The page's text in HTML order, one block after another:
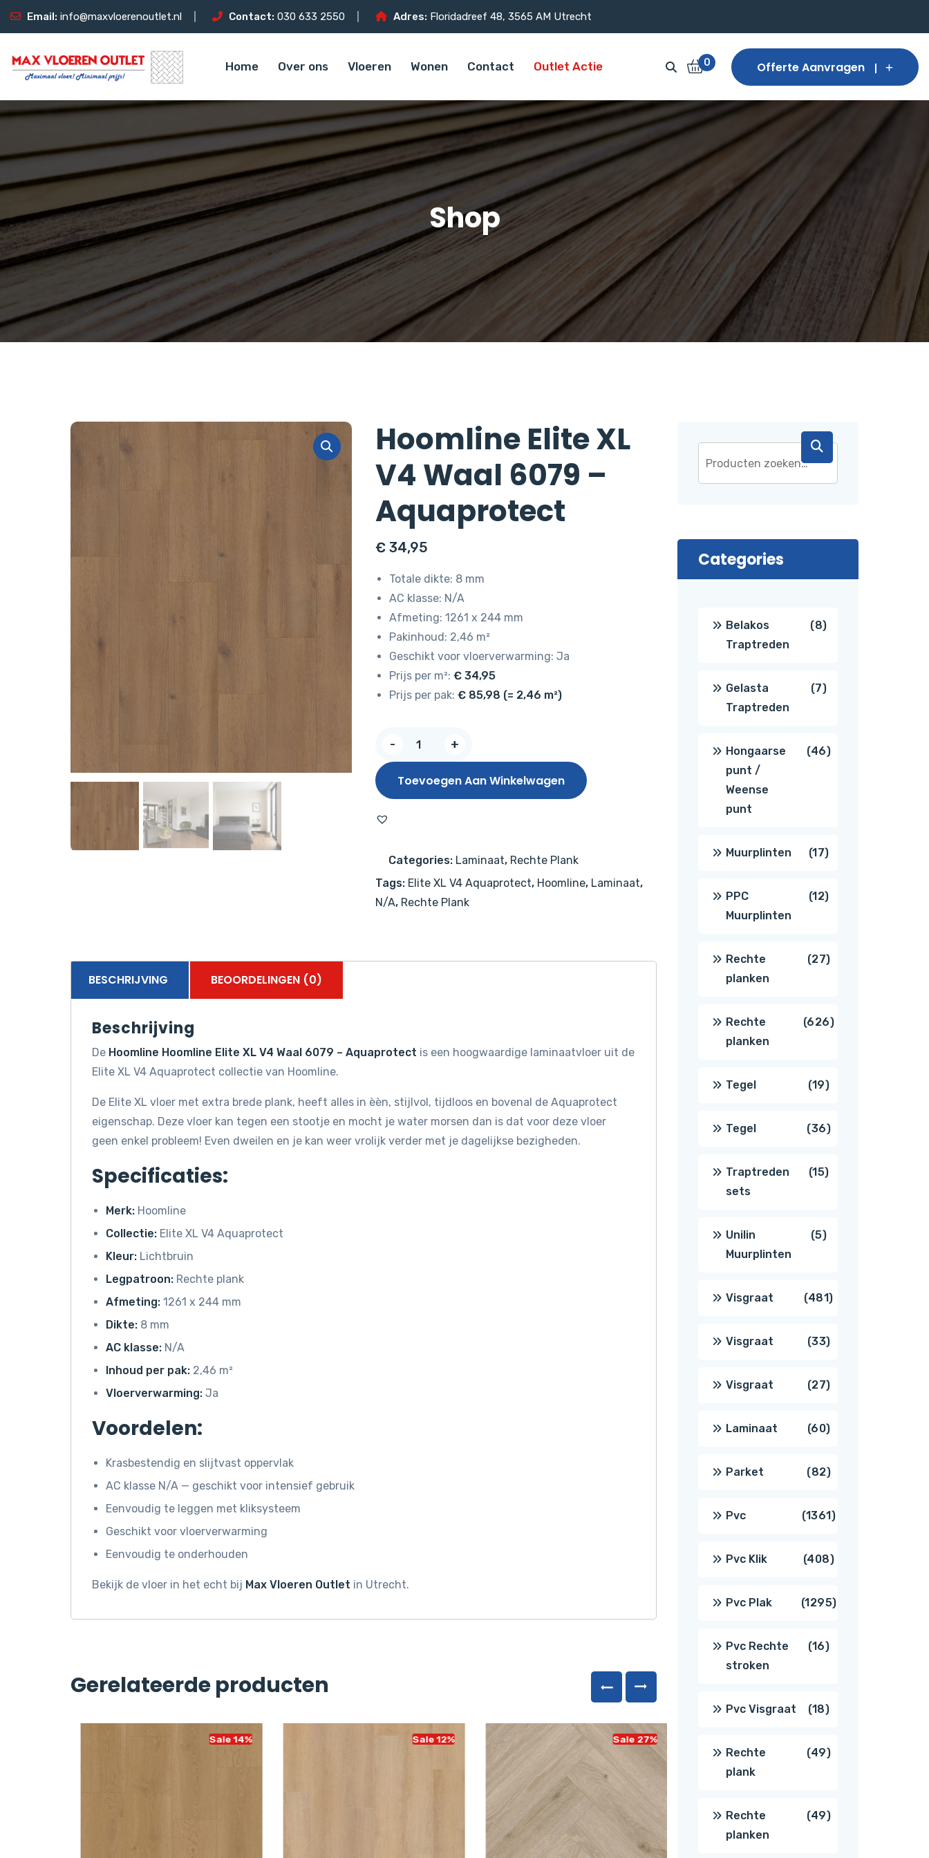
Email: info@maxvloerenoutlet.nl Contact: 030 633 2550 Adres: Floridadreef 48, 3565 AM Utrecht
Home Over ons Vloeren Wonen Contact Outlet Actie 0 Offerte Aanvragen
Shop
Hoomline Elite XL
V4 Waal 6079 –
Aquaprotect
€34,95
Totale dikte: 8 mm
AC klasse: N/A
Afmeting: 1261 x 244 mm
Pakinhoud: 2,46 m²
Geschikt voor vloerverwarming: Ja
Prijs per m²: € 34,95
Prijs per pak: € 85,98 (= 2,46 m²)
-
XL
V4
Waal
Aquaprotect
aantal
+
Toevoegen Aan Winkelwagen
Categories: Laminaat, Rechte Plank
Tags: Elite XL V4 Aquaprotect, Hoomline, Laminaat,
N/A, Rechte Plank
BESCHRIJVING BEOORDELINGEN (0)
Beschrijving
De Hoomline Hoomline Elite XL V4 Waal 6079 – Aquaprotect is een hoogwaardige laminaatvloer uit de
Elite XL V4 Aquaprotect collectie van Hoomline.
De Elite XL vloer met extra brede plank, heeft alles in èèn, stijlvol, tijdloos en bovenal de Aquaprotect
eigenschap. Deze vloer kan tegen een stootje en mocht je water morsen dan is dat voor deze vloer
geen enkel probleem! Even dweilen en je kan weer vrolijk verder met je dagelijkse bezigheden.
Specificaties:
Merk: Hoomline
Collectie: Elite XL V4 Aquaprotect
Kleur: Lichtbruin
Legpatroon: Rechte plank
Afmeting: 1261 x 244 mm
Dikte: 8 mm
AC klasse: N/A
Inhoud per pak: 2,46 m²
Vloerverwarming: Ja
Voordelen:
Krasbestendig en slijtvast oppervlak
AC klasse N/A — geschikt voor intensief gebruik
Eenvoudig te leggen met kliksysteem
Geschikt voor vloerverwarming
Eenvoudig te onderhouden
Bekijk de vloer in het echt bij Max Vloeren Outlet in Utrecht.
Gerelateerde producten
Sale 14% Sale 12% Sale 27%
Categories
Belakos
Traptreden
88
Gelasta
Traptreden
77
Hongaarse
punt /
Weense
punt
4646
Muurplinten 1717
producten
PPC
Muurplinten
1212
Rechte
planken
2727
Rechte
planken
626626
Tegel 1919
producten
Tegel 3636
producten
Traptreden
sets
1515
Unilin
Muurplinten
55
Visgraat 481481
Visgraat 3333
producten
Visgraat 2727
producten
Laminaat 6060
producten
Parket 8282
producten
Pvc 13611361
producten
Pvc Klik 408408
producten
Pvc Plak 12951295
Pvc Rechte
stroken
1616
Pvc Visgraat 1818
producten
Rechte
plank
4949
Rechte
planken
4949